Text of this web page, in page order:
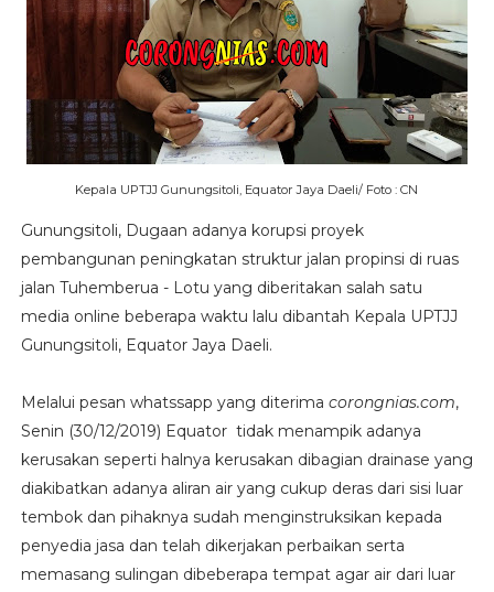
Kepala UPTJJ Gunungsitoli, Equator Jaya Daeli/ Foto : CN
Gunungsitoli, Dugaan adanya korupsi proyek
pembangunan peningkatan struktur jalan propinsi di ruas
jalan Tuhemberua - Lotu yang diberitakan salah satu
media online beberapa waktu lalu dibantah Kepala UPTJJ
Gunungsitoli, Equator Jaya Daeli.
Melalui pesan whatssapp yang diterima corongnias.com,
Senin (30/12/2019) Equator tidak menampik adanya
kerusakan seperti halnya kerusakan dibagian drainase yang
diakibatkan adanya aliran air yang cukup deras dari sisi luar
tembok dan pihaknya sudah menginstruksikan kepada
penyedia jasa dan telah dikerjakan perbaikan serta
memasang sulingan dibeberapa tempat agar air dari luar